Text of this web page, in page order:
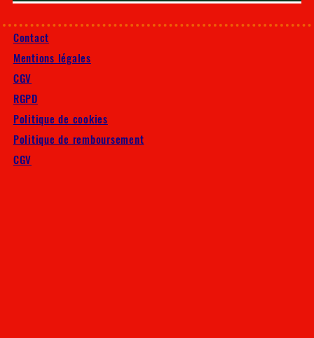
Contact
Mentions légales
CGV
CGV
RGPD
Politique de cookies
Politique de remboursement